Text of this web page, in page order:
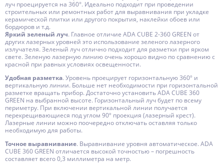
луч проецируется на 360°. Идеально подходит при проведении
строительных или ремонтных работ для выравнивания при укладке
керамической плитки или другого покрытия, наклейки обоев или
бордюров и т.д.
Яркий зеленый луч. Главное отличие ADA CUBE 2-360 GREEN от
других лазерных уровней это использование зеленого лазерного
излучателя. Зеленый луч отлично подходит для разметки при ярком
свете. Зеленую лазерную линию очень хорошо видно по сравнению с
красной при равных условиях освещенности.
Удобная разметка. Уровень проецирует горизонтальную 360º и
вертикальную линии. Больше нет необходимости при горизонтальной
разметке вращать прибор. Достаточно установить ADA CUBE 360
GREEN на выбранной высоте. Горизонтальный луч будет по всему
периметру. При включении вертикальной линии получается
перекрещивающиеся под углом 90º проекция (лазерный крест).
Лазерные линии можно поочередно отключать оставляя только
необходимую для работы.
Точное выравнивание. Выравнивание уровня автоматическое. ADA
CUBE 360 GREEN отличается высокой точностью – погрешность
составляет всего 0,3 миллиметра на метр.